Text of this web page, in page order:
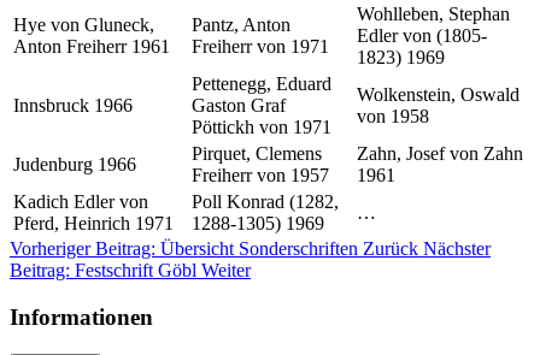
Hye von Gluneck,
Anton Freiherr 1961
Pantz, Anton
Freiherr von 1971
Wohlleben, Stephan
Edler von (1805-
1823) 1969
Innsbruck 1966
Pettenegg, Eduard
Gaston Graf
Pöttickh von 1971
Wolkenstein, Oswald
von 1958
Judenburg 1966
Pirquet, Clemens
Freiherr von 1957
Zahn, Josef von Zahn
1961
Kadich Edler von
Pferd, Heinrich 1971
Poll Konrad (1282,
1288-1305) 1969
…
Vorheriger Beitrag: Übersicht Sonderschriften Zurück Nächster
Beitrag: Festschrift Göbl Weiter
Informationen